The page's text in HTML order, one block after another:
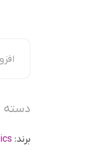
دسته
برند: